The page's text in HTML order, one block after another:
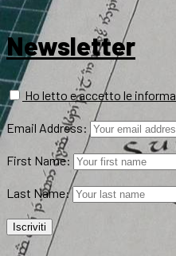
Newsletter
Ho letto e accetto le
Email Address:
First Name:
Last Name: